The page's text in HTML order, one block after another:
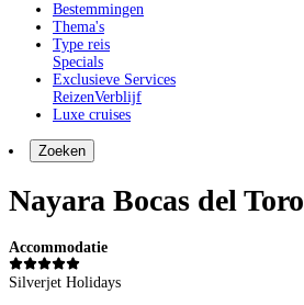
Bestemmingen
Thema's
Type reis
Specials
Exclusieve Services
ReizenVerblijf
Luxe cruises
Zoeken
Nayara Bocas del Toro
Accommodatie
Silverjet Holidays